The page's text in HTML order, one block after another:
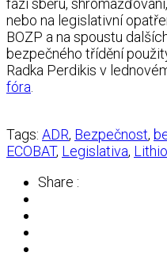
fázi sběru,
nebo na legislativní
BOZP a na spoustu
bezpečného třídění
Radka Perdikis v
fóra.
Tags: ADR, Bezpečnost,
ECOBAT, Legislativa,
Share :